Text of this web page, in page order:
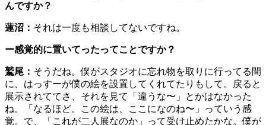
んですか？
蓮沼： それは一度も相談してないですね。
ー感覚的に置いてったってことですか？
鷲尾： そうだね。僕がスタジオに忘れ物を取りに行ってる間
に、はっすーが僕の絵を設置してくれてたりもして。戻ると
展示されててさ、それを見て「違うな〜」とかはなかった
ね。「なるほど。この絵は、ここになのね〜」っていう感
覚。で、「これが二人展なのか」って受け止めたかな。僕が